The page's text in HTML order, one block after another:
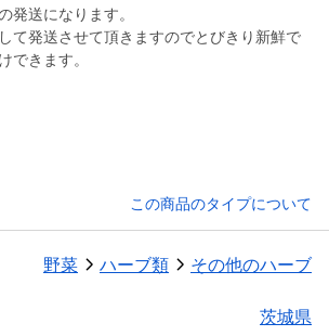
発送になります。
て発送させて頂きますのでとびきり新鮮で
この商品のタイプについて
野菜 ハーブ類 その他のハーブ
茨城県